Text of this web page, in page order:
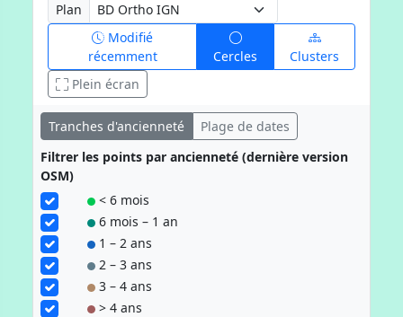
Plan
Modifié
récemment
Cercles
Clusters
Plein écran
Tranches d'ancienneté
Plage de dates
Filtrer les points par ancienneté (dernière version
OSM)
< 6 mois
6 mois – 1 an
1 – 2 ans
2 – 3 ans
3 – 4 ans
> 4 ans